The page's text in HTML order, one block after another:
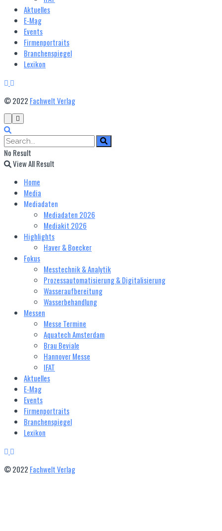
Aktuelles
E‑Mag
Events
Firmenportraits
Branchenspiegel
Lexikon
© 2022 Fachwelt Verlag
No Result
View All Result
Home
Media
Mediadaten
Mediadaten 2026
Mediakit 2026
Highlights
Haver & Boecker
Fokus
Messtechnik & Analytik
Prozessautomatisierung & Digitalisierung
Wasseraufbereitung
Wasserbehandlung
Messen
Messe Termine
Aquatech Amsterdam
Brau Beviale
Hannover Messe
IFAT
Aktuelles
E‑Mag
Events
Firmenportraits
Branchenspiegel
Lexikon
© 2022 Fachwelt Verlag